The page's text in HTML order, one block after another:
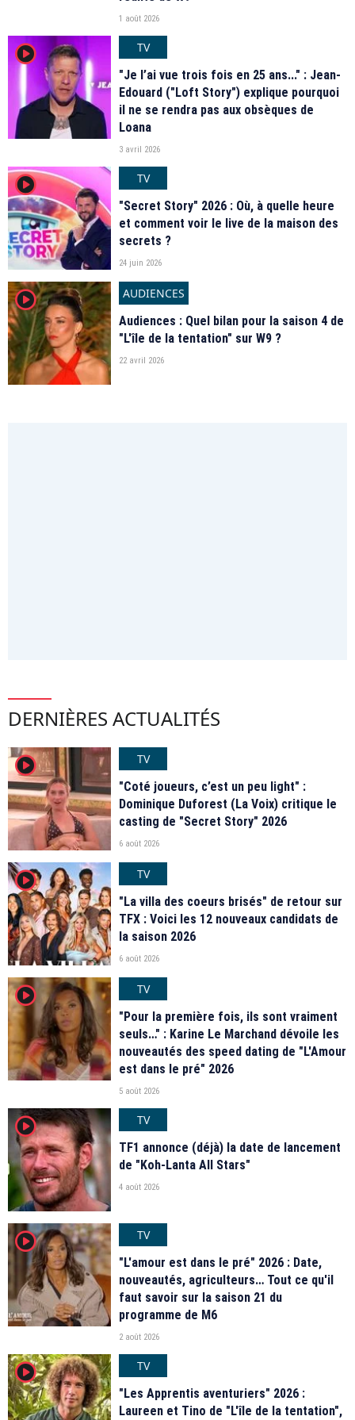
1 août 2026
player2
TV
"Je l’ai vue trois fois en 25 ans..." : Jean-
Edouard ("Loft Story") explique pourquoi
il ne se rendra pas aux obsèques de
Loana
3 avril 2026
player2
TV
"Secret Story" 2026 : Où, à quelle heure
et comment voir le live de la maison des
secrets ?
24 juin 2026
player2
AUDIENCES
Audiences : Quel bilan pour la saison 4 de
"L'île de la tentation" sur W9 ?
22 avril 2026
DERNIÈRES ACTUALITÉS
player2
TV
"Coté joueurs, c’est un peu light" :
Dominique Duforest (La Voix) critique le
casting de "Secret Story" 2026
6 août 2026
player2
TV
"La villa des coeurs brisés" de retour sur
TFX : Voici les 12 nouveaux candidats de
la saison 2026
6 août 2026
player2
TV
"Pour la première fois, ils sont vraiment
seuls…" : Karine Le Marchand dévoile les
nouveautés des speed dating de "L'Amour
est dans le pré" 2026
5 août 2026
player2
TV
TF1 annonce (déjà) la date de lancement
de "Koh-Lanta All Stars"
4 août 2026
player2
TV
"L'amour est dans le pré" 2026 : Date,
nouveautés, agriculteurs… Tout ce qu'il
faut savoir sur la saison 21 du
programme de M6
2 août 2026
player2
TV
"Les Apprentis aventuriers" 2026 :
Laureen et Tino de "L'île de la tentation",